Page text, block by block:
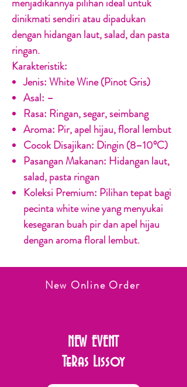
menjadikannya pilihan ideal untuk
dinikmati sendiri atau dipadukan
dengan hidangan laut, salad, dan pasta
ringan.
Karakteristik:
Jenis:White Wine (Pinot Gris)
Asal: –
Rasa: Ringan, segar, seimbang
Aroma: Pir, apel hijau, floral lembut
Cocok Disajikan: Dingin (8–10°C)
Pasangan Makanan: Hidangan laut,
salad, pasta ringan
Koleksi Premium: Pilihan tepat bagi
pecinta white wine yang menyukai
kesegaran buah pir dan apel hijau
dengan aroma floral lembut.
New Online Order
NEW EVENT
TeRas Lissoy